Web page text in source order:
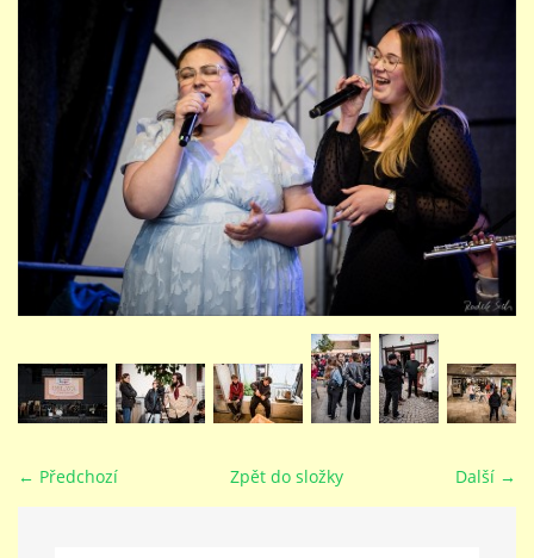
PRO RODIČE
TALENTOVÉ ZKOUŠKY
STUDIJNÍ OBORY
GALERIE
PEDAGOGICKÝ SBOR
DOKUMENTY / KE STAŽENÍ
← Předchozí Další →
Zpět do složky